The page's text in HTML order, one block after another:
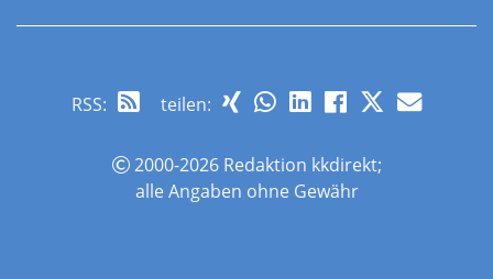
RSS: teilen:
2000-2026 Redaktion kkdirekt;
alle Angaben ohne Gewähr